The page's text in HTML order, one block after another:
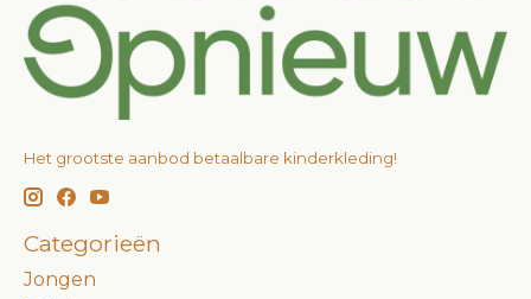
Het grootste aanbod betaalbare kinderkleding!
Categorieën
Jongen